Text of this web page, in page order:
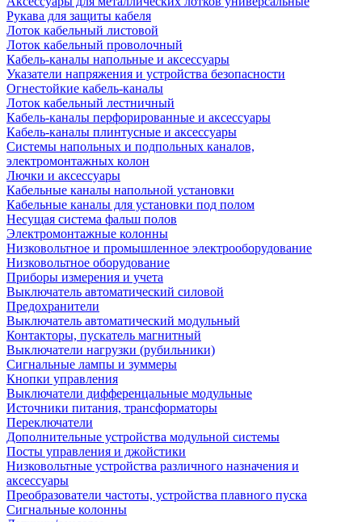
Рукава для защиты кабеля
Лоток кабельный листовой
Лоток кабельный проволочный
Кабель-каналы напольные и аксессуары
Указатели напряжения и устройства безопасности
Огнестойкие кабель-каналы
Лоток кабельный лестничный
Кабель-каналы перфорированные и аксессуары
Кабель-каналы плинтусные и аксессуары
Системы напольных и подпольных каналов,
электромонтажных колон
Лючки и аксессуары
Кабельные каналы напольной установки
Кабельные каналы для установки под полом
Несущая система фальш полов
Электромонтажные колонны
Низковольтное и промышленное электрооборудование
Низковольтное оборудование
Приборы измерения и учета
Выключатель автоматический силовой
Предохранители
Выключатель автоматический модульный
Контакторы, пускатель магнитный
Выключатели нагрузки (рубильники)
Сигнальные лампы и зуммеры
Кнопки управления
Выключатели дифференцальные модульные
Источники питания, трансформаторы
Переключатели
Дополнительные устройства модульной системы
Посты управления и джойстики
Низковольтные устройства различного назначения и
аксессуары
Преобразователи частоты, устройства плавного пуска
Сигнальные колонны